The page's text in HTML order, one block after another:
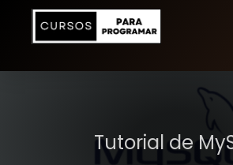
Tutorial de